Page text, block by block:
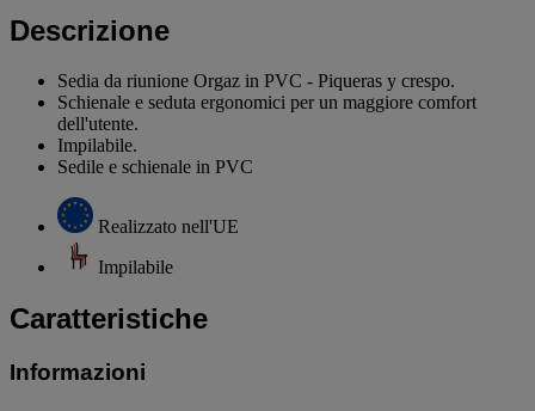
Descrizione
Sedia da riunione Orgaz in PVC - Piqueras y crespo.
Schienale e seduta ergonomici per un maggiore comfort
dell'utente.
Impilabile.
Sedile e schienale in PVC
Realizzato nell'UE
Impilabile
Caratteristiche
Informazioni